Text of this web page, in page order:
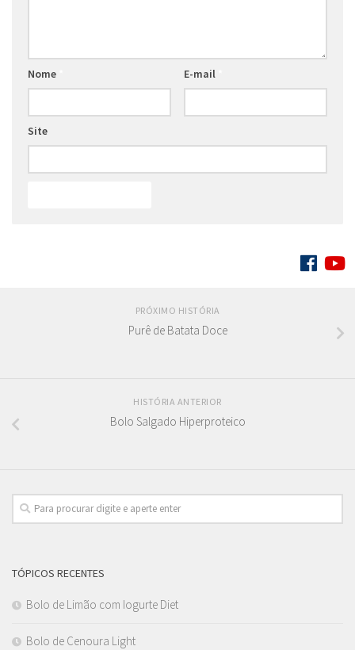
Nome E-mail
Site
PRÓXIMO HISTÓRIA
Purê de Batata Doce
HISTÓRIA ANTERIOR
Bolo Salgado Hiperproteico
TÓPICOS RECENTES
Bolo de Limão com Iogurte Diet
Bolo de Cenoura Light